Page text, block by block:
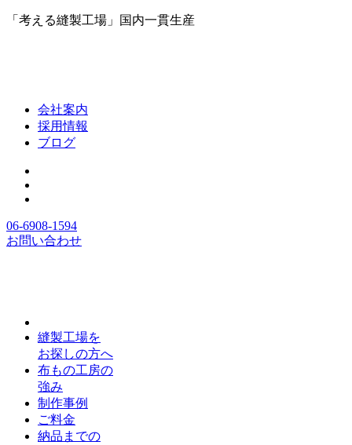
「考える縫製工場」国内一貫生産
会社案内
採用情報
ブログ
06-6908-1594
お問い合わせ
縫製工場を
お探しの方へ
布もの工房の
強み
制作事例
ご料金
納品までの